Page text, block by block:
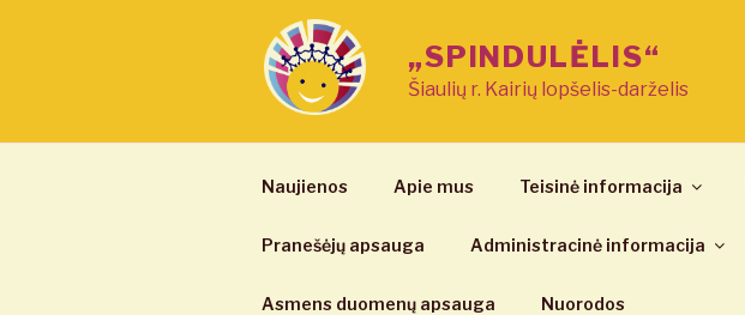
„SPINDULĖLIS“
Šiaulių r. Kairių lopšelis-darželis
Naujienos Apie mus Teisinė informacija
Pranešėjų apsauga Administracinė informacija
Asmens duomenų apsauga Nuorodos